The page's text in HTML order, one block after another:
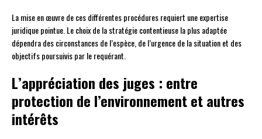
La mise en œuvre de ces différentes procédures requiert une expertise
juridique pointue. Le choix de la stratégie contentieuse la plus adaptée
dépendra des circonstances de l’espèce, de l’urgence de la situation et des
objectifs poursuivis par le requérant.
L’appréciation des juges : entre
protection de l’environnement et autres
intérêts